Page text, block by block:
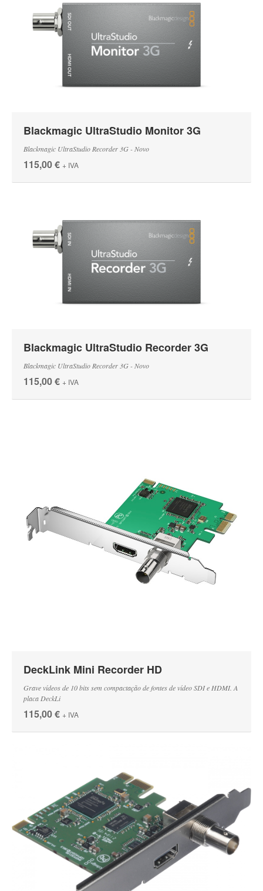
Blackmagic UltraStudio Monitor 3G
Blackmagic UltraStudio Recorder 3G - Novo
115,00 € + IVA
Blackmagic UltraStudio Recorder 3G
Blackmagic UltraStudio Recorder 3G - Novo
115,00 € + IVA
DeckLink Mini Recorder HD
Grave vídeos de 10 bits sem compactação de fontes de vídeo SDI e HDMI. A
placa DeckLi
115,00 € + IVA